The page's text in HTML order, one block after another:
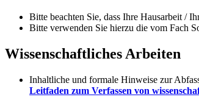
Bitte beachten Sie, dass Ihre Hausarbeit /
Bitte verwenden Sie hierzu die vom Fach
Wissenschaftliches Arbeiten
Inhaltliche und formale Hinweise zur
Leitfaden zum Verfassen von